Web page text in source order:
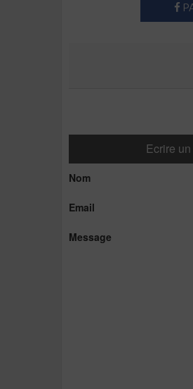
Ecrire
Nom
Email
Message